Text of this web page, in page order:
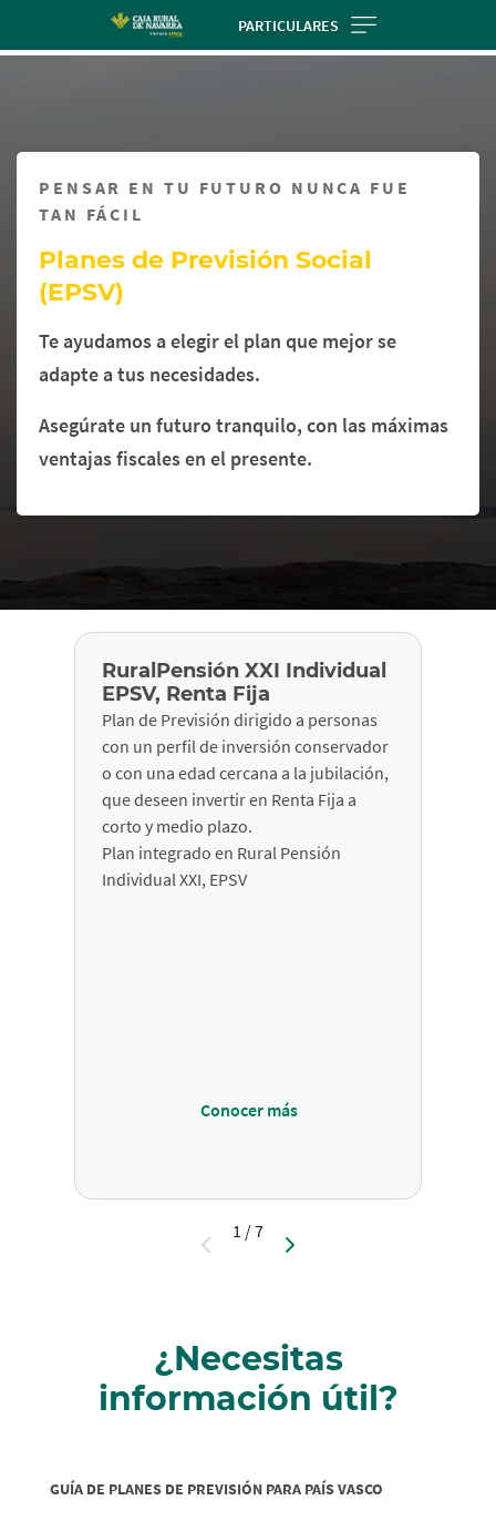
PARTICULARES
favor
PENSAR EN TU FUTURO NUNCA FUE
TAN FÁCIL
Planes de Previsión Social
(EPSV)
Te ayudamos a elegir el plan que mejor se
adapte a tus necesidades.
Asegúrate un futuro tranquilo, con las máximas
ventajas fiscales en el presente.
RuralPensión XXI Individual
EPSV, Renta Fija
Plan de Previsión dirigido a personas
con un perfil de inversión conservador
o con una edad cercana a la jubilación,
que deseen invertir en Renta Fija a
corto y medio plazo.
Plan integrado en Rural Pensión
Individual XXI, EPSV
Conocer más
1 / 7
¿Necesitas
información útil?
GUÍA DE PLANES DE PREVISIÓN PARA PAÍS VASCO